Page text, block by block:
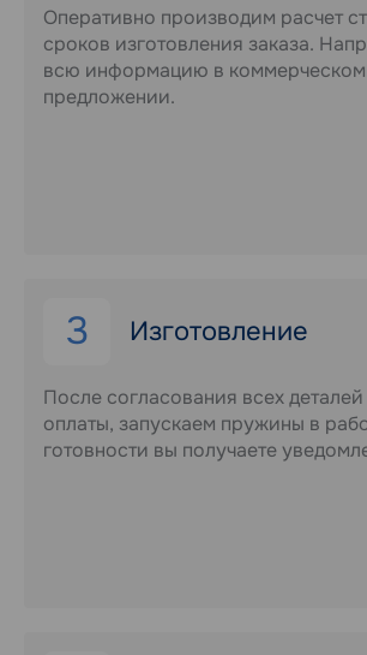
Оперативно производим расчет
сроков изготовления заказа.
всю информацию в коммерческом
предложении.
3 Изготовление
После согласования всех деталей
оплаты, запускаем пружины в
готовности вы получаете